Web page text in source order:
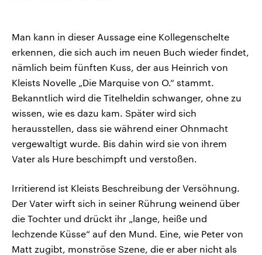
Man kann in dieser Aussage eine Kollegenschelte
erkennen, die sich auch im neuen Buch wieder findet,
nämlich beim fünften Kuss, der aus Heinrich von
Kleists Novelle „Die Marquise von O.“ stammt.
Bekanntlich wird die Titelheldin schwanger, ohne zu
wissen, wie es dazu kam. Später wird sich
herausstellen, dass sie während einer Ohnmacht
vergewaltigt wurde. Bis dahin wird sie von ihrem
Vater als Hure beschimpft und verstoßen.
Irritierend ist Kleists Beschreibung der Versöhnung.
Der Vater wirft sich in seiner Rührung weinend über
die Tochter und drückt ihr „lange, heiße und
lechzende Küsse“ auf den Mund. Eine, wie Peter von
Matt zugibt, monströse Szene, die er aber nicht als